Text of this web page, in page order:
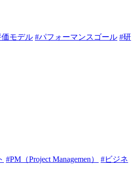
モデル #パフォーマンスゴール #研
#PM（Project Managemen）
#ビジネ